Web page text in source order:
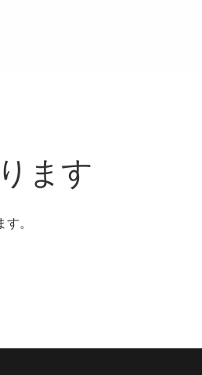
ます
。